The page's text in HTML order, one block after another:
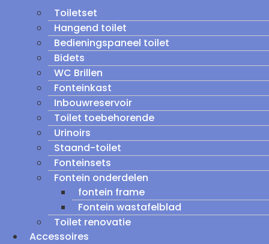
Toiletset
Hangend toilet
Bedieningspaneel toilet
Bidets
WC Brillen
Fonteinkast
Inbouwreservoir
Toilet toebehorende
Urinoirs
Staand-toilet
Fonteinsets
Fontein onderdelen
fontein frame
Fontein wastafelblad
Toilet renovatie
Accessoires